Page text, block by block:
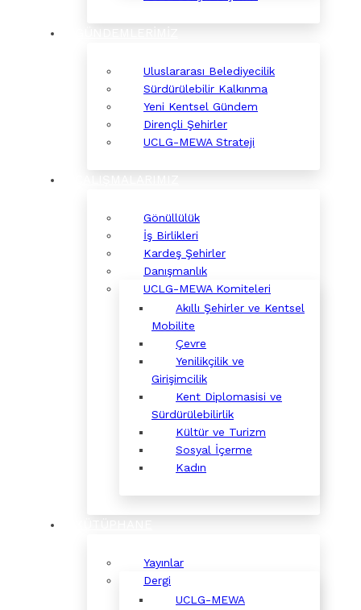
Uluslararası Belediyecilik
Sürdürülebilir Kalkınma
Yeni Kentsel Gündem
Dirençli Şehirler
UCLG-MEWA Strateji
Gönüllülük
İş Birlikleri
Kardeş Şehirler
Danışmanlık
UCLG-MEWA Komiteleri
Akıllı Şehirler ve Kentsel
Mobilite
Çevre
Yenilikçilik ve
Girişimcilik
Kent Diplomasisi ve
Sürdürülebilirlik
Kültür ve Turizm
Sosyal İçerme
Kadın
Yayınlar
Dergi
UCLG-MEWA